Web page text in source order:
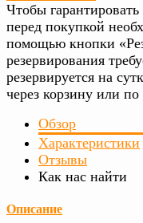
Чтобы
перед покупкой
помощью кнопки
резервирования
резервируется на
через корзину или по
Обзор
Характеристики
Отзывы
Как нас найти
Описание